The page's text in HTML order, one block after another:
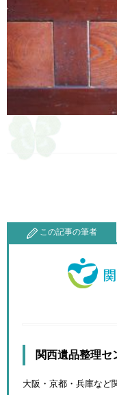
この記事の筆者
関西遺品整理セ
大阪・京都・兵庫など